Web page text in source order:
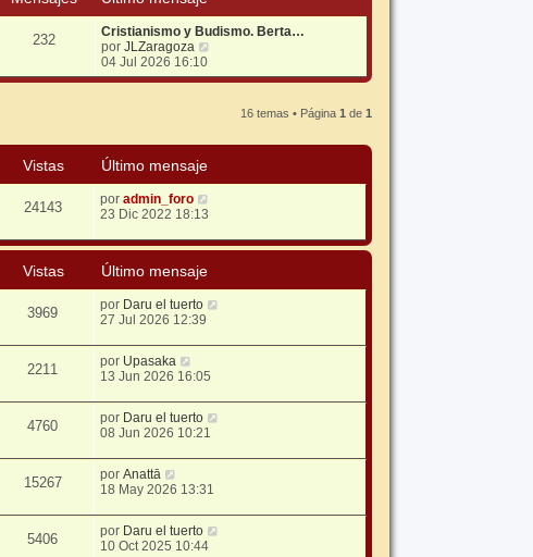
232
Cristianismo y Budismo. Berta…
porJLZaragoza
r
m
a
04 Jul 2026 16:10
16 temas • Página1 de1
Vistas
Último mensaje
24143 poradmin_foro
23 Dic 2022 18:13
Vistas
Último mensaje
3969 por Daru el tuerto
27 Jul 2026 12:39
2211 por Upasaka
13 Jun 2026 16:05
4760 por Daru el tuerto
08 Jun 2026 10:21
15267 porAnattā
18 May 2026 13:31
5406 por Daru el tuerto
10 Oct 2025 10:44